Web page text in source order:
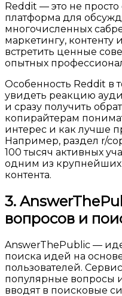
Reddit — это не
платформа для
многочисленных
маркетингу,
встретить ценные
опытных
Особенность Reddit в
увидеть реакцию
и сразу получить
копирайтерам
интерес и как лучше
Например, раздел r/
100 тысяч активных
одним из крупнейших
контента.
3.
вопросов и
AnswerThePublic —
поиска идей на
пользователей.
популярные вопросы
вводят в поисковые